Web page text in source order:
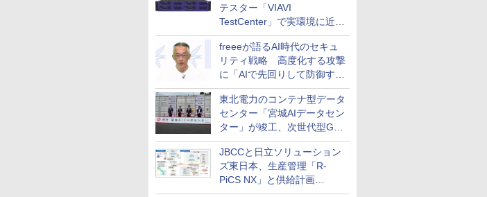
テスター「VIAVI
TestCenter」で実環境に近い
AIトラフィックをテストでき
る追加機能を提供
freeeが語るAI時代のセキュ
リティ戦略 高度化する攻撃
に「AIで先回りして防御す
る」実践アプローチとは？
東北電力のコンテナ型データ
センター「宮城AIデータセン
ター」が竣工、次世代型GPU
サーバーのハウジングサービ
スを提供
JBCCと日立ソリューション
ズ東日本、生産管理「R-
PiCS NX」と供給計画
「scSQUARE ISP」の連携サ